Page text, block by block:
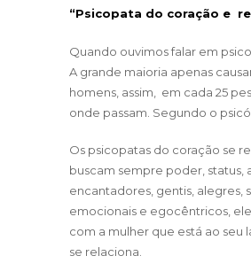
“Psicopata do coração e
Quando ouvimos falar em
A grande maioria apenas
homens, assim, em cada 25
onde passam. Segundo o
Os psicopatas do coração se
buscam sempre poder,
encantadores, gentis, alegres,
emocionais e egocêntricos,
com a mulher que está ao seu
se relaciona.